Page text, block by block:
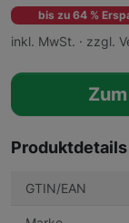
bis zu 64 %
inkl. MwSt. · zzgl.
Produktdetails
GTIN/EAN